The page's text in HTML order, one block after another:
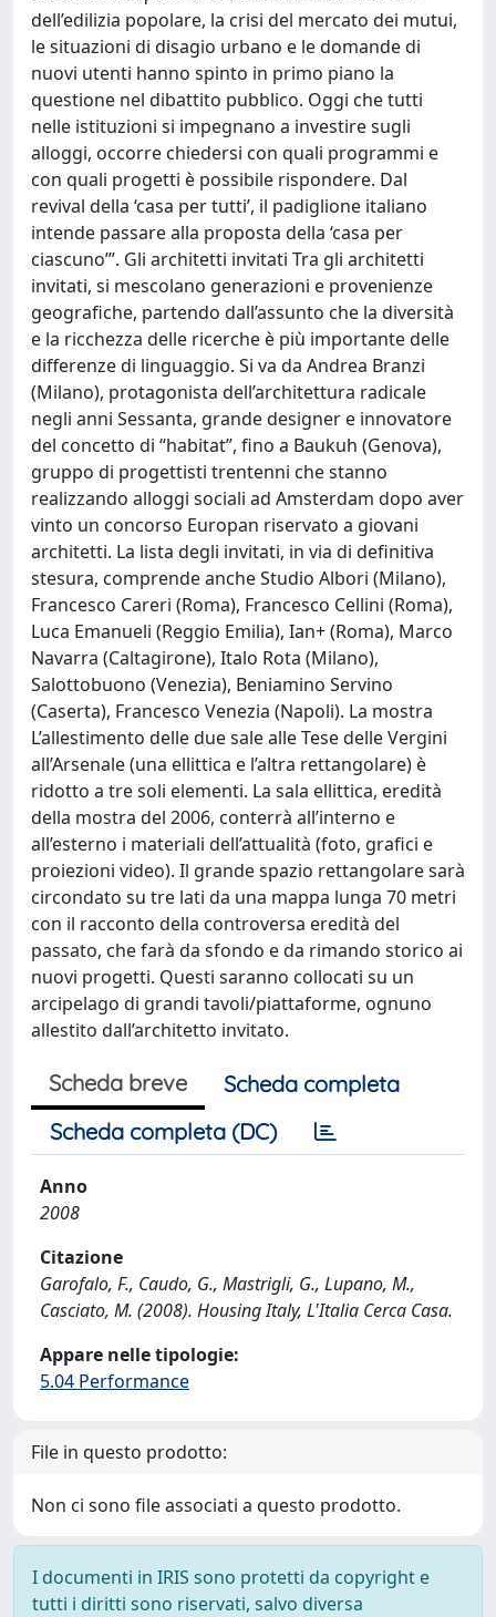
dell’edilizia popolare, la crisi del mercato dei mutui,
le situazioni di disagio urbano e le domande di
nuovi utenti hanno spinto in primo piano la
questione nel dibattito pubblico. Oggi che tutti
nelle istituzioni si impegnano a investire sugli
alloggi, occorre chiedersi con quali programmi e
con quali progetti è possibile rispondere. Dal
revival della ‘casa per tutti’, il padiglione italiano
intende passare alla proposta della ‘casa per
ciascuno’”. Gli architetti invitati Tra gli architetti
invitati, si mescolano generazioni e provenienze
geografiche, partendo dall’assunto che la diversità
e la ricchezza delle ricerche è più importante delle
differenze di linguaggio. Si va da Andrea Branzi
(Milano), protagonista dell’architettura radicale
negli anni Sessanta, grande designer e innovatore
del concetto di “habitat”, fino a Baukuh (Genova),
gruppo di progettisti trentenni che stanno
realizzando alloggi sociali ad Amsterdam dopo aver
vinto un concorso Europan riservato a giovani
architetti. La lista degli invitati, in via di definitiva
stesura, comprende anche Studio Albori (Milano),
Francesco Careri (Roma), Francesco Cellini (Roma),
Luca Emanueli (Reggio Emilia), Ian+ (Roma), Marco
Navarra (Caltagirone), Italo Rota (Milano),
Salottobuono (Venezia), Beniamino Servino
(Caserta), Francesco Venezia (Napoli). La mostra
L’allestimento delle due sale alle Tese delle Vergini
all’Arsenale (una ellittica e l’altra rettangolare) è
ridotto a tre soli elementi. La sala ellittica, eredità
della mostra del 2006, conterrà all’interno e
all’esterno i materiali dell’attualità (foto, grafici e
proiezioni video). Il grande spazio rettangolare sarà
circondato su tre lati da una mappa lunga 70 metri
con il racconto della controversa eredità del
passato, che farà da sfondo e da rimando storico ai
nuovi progetti. Questi saranno collocati su un
arcipelago di grandi tavoli/piattaforme, ognuno
allestito dall’architetto invitato.
Scheda breve
Scheda completa
Scheda completa (DC)
Anno
2008
Citazione
Garofalo, F., Caudo, G., Mastrigli, G., Lupano, M.,
Casciato, M. (2008). Housing Italy, L'Italia Cerca Casa.
Appare nelle tipologie:
5.04 Performance
File in questo prodotto:
Non ci sono file associati a questo prodotto.
I documenti in IRIS sono protetti da copyright e
tutti i diritti sono riservati, salvo diversa